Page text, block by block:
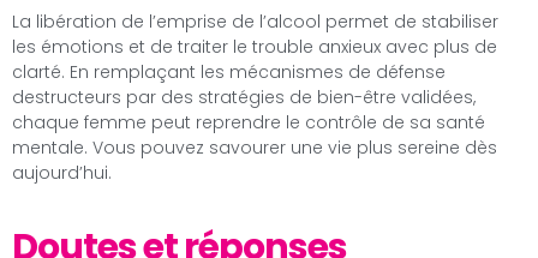
La libération de l’emprise de l’alcool permet de stabiliser
les émotions et de traiter le trouble anxieux avec plus de
clarté. En remplaçant les mécanismes de défense
destructeurs par des stratégies de bien-être validées,
chaque femme peut reprendre le contrôle de sa santé
mentale. Vous pouvez savourer une vie plus sereine dès
aujourd’hui.
Doutes et réponses